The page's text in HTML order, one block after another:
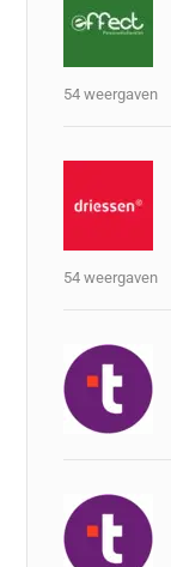
54 weergaven
54 weergaven